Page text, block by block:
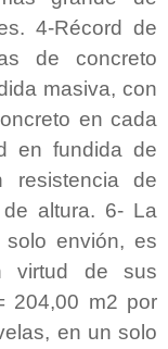
4-Récord de
de concreto
masiva, con
en cada
en fundida de
resistencia de
altura. 6- La
envión, es
virtud de sus
204,00 m2 por
en un solo